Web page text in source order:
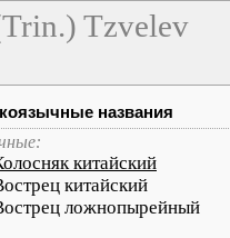
Tzvelev
названия
китайский
китайский
ложнопырейный